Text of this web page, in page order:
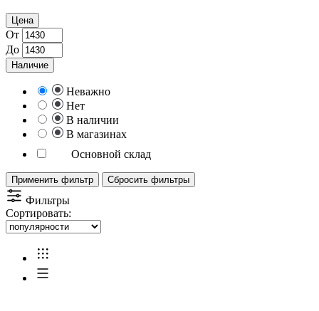
Цена
От
До
Наличие
Неважно
Нет
В наличии
В магазинах
Основной склад
Применить фильтр Сбросить фильтры
Фильтры
Сортировать: